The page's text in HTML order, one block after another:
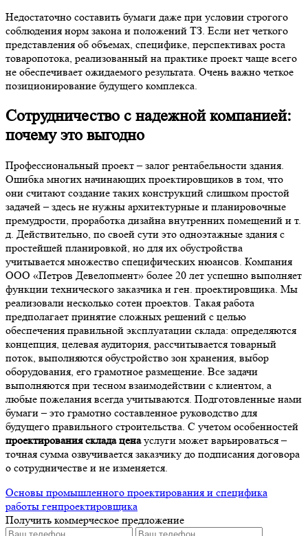
Недостаточно составить бумаги даже при условии строгого
соблюдения норм закона и положений ТЗ. Если нет четкого
представления об объемах, специфике, перспективах роста
товаропотока, реализованный на практике проект чаще всего
не обеспечивает ожидаемого результата. Очень важно четкое
позиционирование будущего комплекса.
Сотрудничество с надежной компанией:
почему это выгодно
Профессиональный проект – залог рентабельности здания.
Ошибка многих начинающих проектировщиков в том, что
они считают создание таких конструкций слишком простой
задачей – здесь не нужны архитектурные и планировочные
премудрости, проработка дизайна внутренних помещений и т.
д. Действительно, по своей сути это одноэтажные здания с
простейшей планировкой, но для их обустройства
учитывается множество специфических нюансов. Компания
ООО «Петров Девелопмент» более 20 лет успешно выполняет
функции технического заказчика и ген. проектировщика. Мы
реализовали несколько сотен проектов. Такая работа
предполагает принятие сложных решений с целью
обеспечения правильной эксплуатации склада: определяются
концепция, целевая аудитория, рассчитывается товарный
поток, выполняются обустройство зон хранения, выбор
оборудования, его грамотное размещение. Все задачи
выполняются при тесном взаимодействии с клиентом, а
любые пожелания всегда учитываются. Подготовленные нами
бумаги – это грамотно составленное руководство для
будущего правильного строительства. С учетом особенностей
проектирования склада ценауслуги может варьироваться –
точная сумма озвучивается заказчику до подписания договора
о сотрудничестве и не изменяется.
Основы промышленного проектирования и специфика
работы генпроектировщика
Получить коммерческое предложение